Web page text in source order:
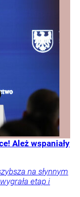
Ależ wspaniały
na słynnym
etap i